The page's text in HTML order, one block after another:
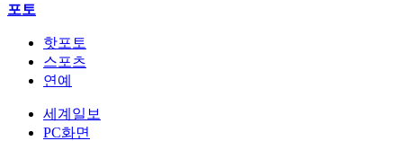
포토
핫포토
스포츠
연예
세계일보
PC화면